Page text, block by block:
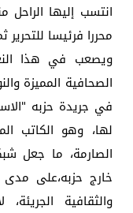
انتسب إليها الراحل
محررا فرئيسا للتحرير
ويصعب في هذا
الصحافية المميزة
في جريدة حزبه
لها، وهو الكاتب
الصارمة، ما جعل
خارج حزبه،على مدى
والثقافية